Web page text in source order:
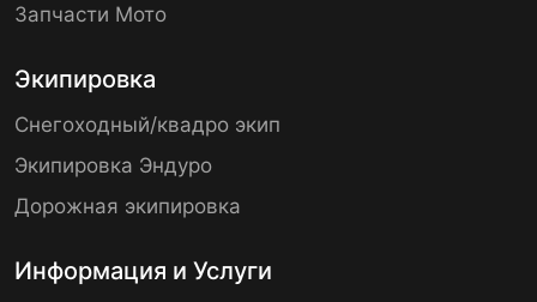
Запчасти Мото
Экипировка
Снегоходный/квадро экип
Экипировка Эндуро
Дорожная экипировка
Информация и Услуги